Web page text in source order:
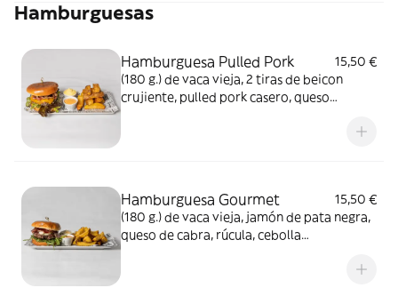
Hamburguesas
Hamburguesa Pulled Pork
15,50 €
(180 g.) de vaca vieja, 2 tiras de beicon
crujiente, pulled pork casero, queso
plancha, supermayonesa, salsa barbacoa,
Hamburguesa Gourmet
15,50 €
(180 g.) de vaca vieja, jamón de pata negra,
queso de cabra, rúcula, cebolla